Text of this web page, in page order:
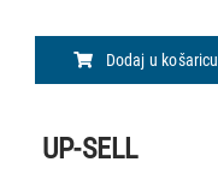
Dodaj u košaricu
UP-SELL